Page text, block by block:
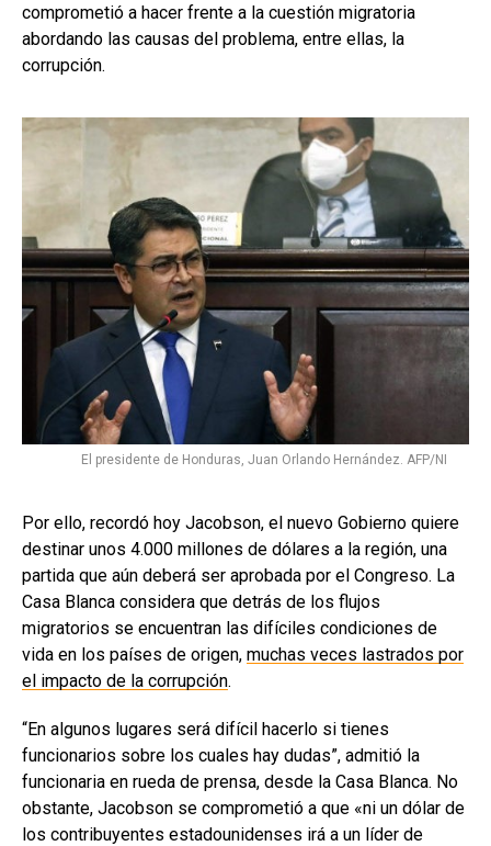
comprometió a hacer frente a la cuestión migratoria
abordando las causas del problema, entre ellas, la
corrupción.
El presidente de Honduras, Juan Orlando Hernández. AFP/NI
Por ello, recordó hoy Jacobson, el nuevo Gobierno quiere
destinar unos 4.000 millones de dólares a la región, una
partida que aún deberá ser aprobada por el Congreso. La
Casa Blanca considera que detrás de los flujos
migratorios se encuentran las difíciles condiciones de
vida en los países de origen, muchas veces lastrados por
el impacto de la corrupción.
“En algunos lugares será difícil hacerlo si tienes
funcionarios sobre los cuales hay dudas”, admitió la
funcionaria en rueda de prensa, desde la Casa Blanca. No
obstante, Jacobson se comprometió a que «ni un dólar de
los contribuyentes estadounidenses irá a un líder de